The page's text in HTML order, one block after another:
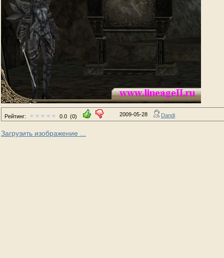
Рейтинг: 0.0 (0) 2009-05-28 Dandi
Загрузить изображение ...